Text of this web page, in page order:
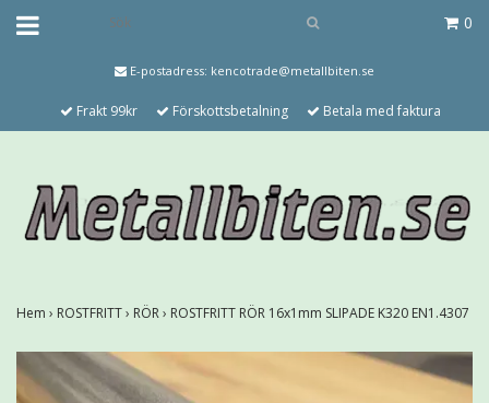
0
E-postadress: kencotrade@metallbiten.se
Frakt 99kr Förskottsbetalning Betala med faktura
Hem › ROSTFRITT› RÖR› ROSTFRITT RÖR 16x1mm SLIPADE K320 EN1.4307